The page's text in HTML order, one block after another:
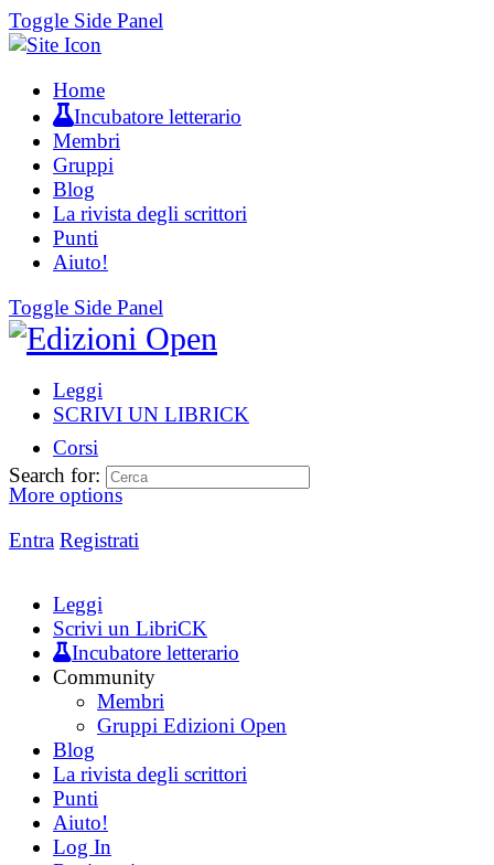
Toggle Side Panel
Home
Incubatore letterario
Membri
Gruppi
Blog
La rivista degli scrittori
Punti
Aiuto!
Toggle Side Panel
Leggi
SCRIVI UN LIBRICK
Corsi
More options
Entra Registrati
Search for:
Leggi
Scrivi un LibriCK
Incubatore letterario
Community
Membri
Gruppi Edizioni Open
Blog
La rivista degli scrittori
Punti
Aiuto!
Log In